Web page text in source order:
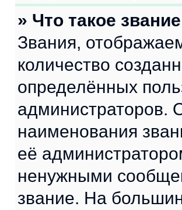
» Что такое
Звания,
количество
определённых
администраторов.
наименования
её
ненужными
звание. На